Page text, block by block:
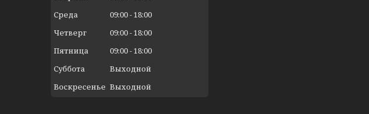
Среда
09:00 18:00
Четверг
09:00 18:00
Пятница
09:00 18:00
Суббота
Выходной
Воскресенье Выходной